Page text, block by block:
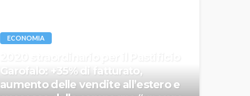
ECONOMIA
Garofalo: +35% di fatturato,
aumento delle vendite all’estero e